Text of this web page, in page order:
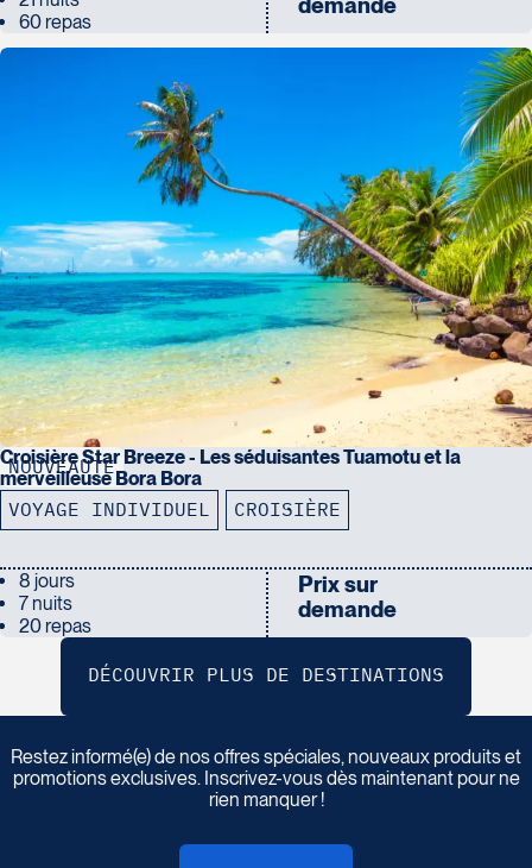
60 repas
NOUVEAUTÉ
Croisière Star Breeze - Les séduisantes Tuamotu et la
merveilleuse Bora Bora
VOYAGE INDIVIDUEL CROISIÈRE
8 jours
7 nuits
20 repas
Prix sur
demande
Insc ivez vous à n o tre inf lettre
Restez informé(e) de nos offres spéciales, nouveaux produits et
promotions exclusives. Inscrivez-vous dès maintenant pour ne
rien manquer !